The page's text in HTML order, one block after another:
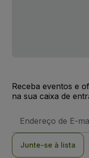
Receba eventos e
na sua caixa de
de
Junte-se à lista